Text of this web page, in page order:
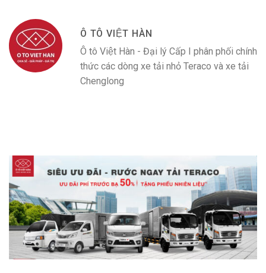
Ô TÔ VIỆT HÀN
Ô tô Việt Hàn - Đại lý Cấp I phân phối chính
thức các dòng xe tải nhỏ Teraco và xe tải
Chenglong